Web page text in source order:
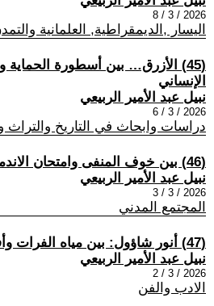
2026 / 3 / 8
اليسار ,الديمقراطية, العلمانية
(45) الأزرق… بين أسطورة
الإنساني
نبيل عبد الأمير الربيعي
2026 / 3 / 6
دراسات وابحاث في التاريخ والتراث
(46) بين خوف المنفى وامتحان الاندماج
نبيل عبد الأمير الربيعي
2026 / 3 / 3
المجتمع المدني
(47) أنور شاؤول: بين مياه الفرات وأفق الحرية
نبيل عبد الأمير الربيعي
2026 / 3 / 2
الادب والفن